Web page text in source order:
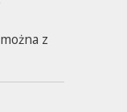
z